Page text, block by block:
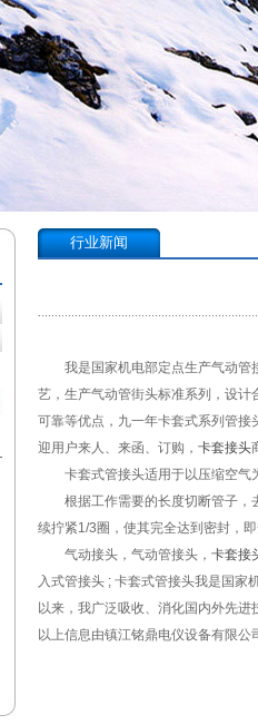
行业新闻
我是国家机电部定点生产气动管接
艺，生产气动管街头标准系列，设
可靠等优点，九一年卡套式系列管
迎用户来人、来函、订购， 卡套接头
卡套式管接头适用于以压缩空气为
根据工作需要的长度切断管子，去
续拧紧1/3圈，使其完全达到密封，
气动接头，气动管接头， 卡套接
入式管接头 ; 卡套式管接头我是国家
以来，我广泛吸收、消化国内外先
以上信息由镇江铭鼎电仪设备有限